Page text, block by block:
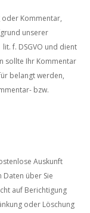
oder Kommentar,
unserer
f. DSGVO und dient
sollte Ihr Kommentar
belangt werden,
bzw.
Auskunft
über Sie
auf Berichtigung
oder Löschung